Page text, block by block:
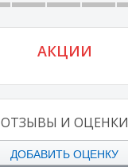
АКЦИИ
ОТЗЫВЫ И ОЦЕНКИ
ДОБАВИТЬ ОЦЕНКУ